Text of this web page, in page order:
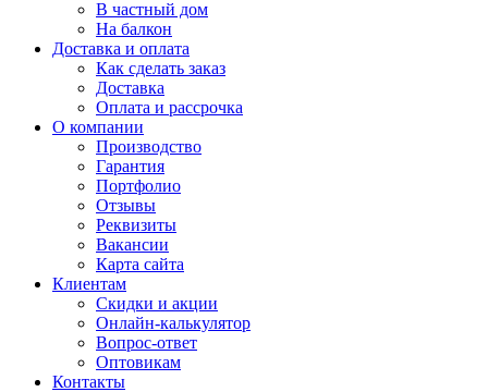
В частный дом
На балкон
Доставка и оплата
Как сделать заказ
Доставка
Оплата и рассрочка
О компании
Производство
Гарантия
Портфолио
Отзывы
Реквизиты
Вакансии
Карта сайта
Клиентам
Скидки и акции
Онлайн-калькулятор
Вопрос-ответ
Оптовикам
Контакты